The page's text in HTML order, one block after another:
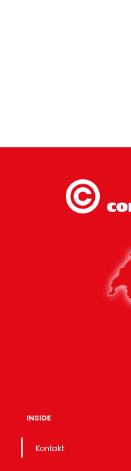
INSIDE
Kontakt